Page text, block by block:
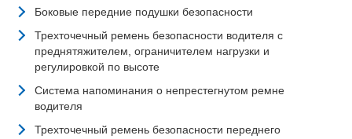
Боковые передние подушки безопасности
Трехточечный ремень безопасности водителя с
преднятяжителем, ограничителем нагрузки и
регулировкой по высоте
Система напоминания о непрестегнутом ремне
водителя
Трехточечный ремень безопасности переднего